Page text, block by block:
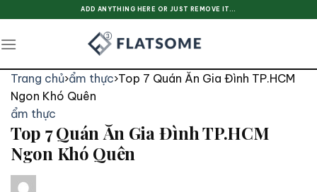
content
ADD ANYTHING HERE OR JUST REMOVE IT...
Trang chủ›ẩm thực›Top 7 Quán Ăn Gia Đình TP.HCM
Ngon Khó Quên
ẩm thực
Top 7 Quán Ăn Gia Đình TP.HCM
Ngon Khó Quên